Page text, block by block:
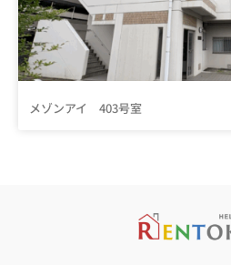
メゾンアイ 403号室